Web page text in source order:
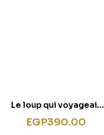
Le loup qui voyageait
dans le temps
EGP390.00